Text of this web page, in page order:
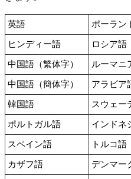
英語 ポーラン
ヒンディー語 ロシア語
中国語（繁体字） ルーマニ
中国語（簡体字） アラビア
韓国語 スウェー
ポルトガル語 インドネ
スペイン語 トルコ語
カザフ語 デンマー